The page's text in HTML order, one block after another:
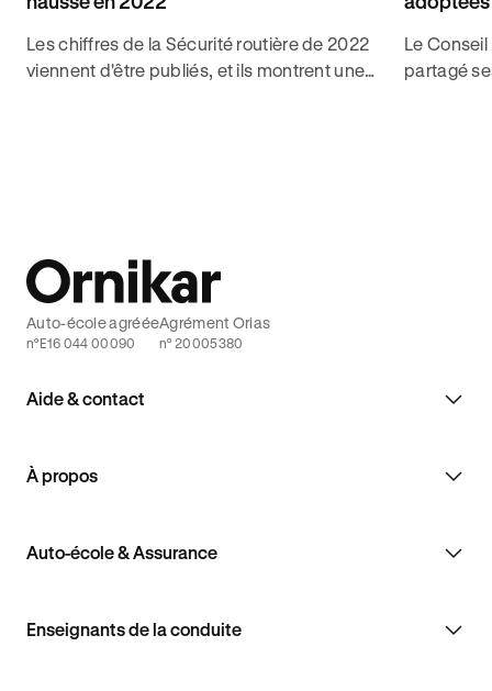
Les chiffres de la Sécurité routière de 2022
viennent d'être publiés, et ils montrent une
Le
partagé
Aide & contact
À propos
Auto-école & Assurance
Enseignants de la conduite
Auto-école agréée
n°E16 044 00090
Agrément Orias
n° 20005380